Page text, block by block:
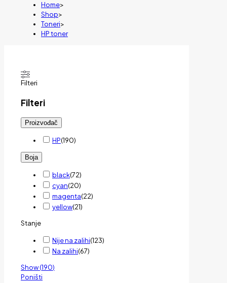
Home>
Shop>
Toneri>
HP toner
Filteri
Filteri
Proizvođač
HP(190)
Boja
black(72)
cyan(20)
magenta(22)
yellow(21)
Stanje
Nije na zalihi(123)
Na zalihi(67)
Show(190)
Poništi